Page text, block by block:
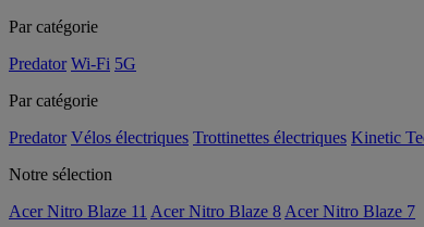
Par catégorie
Predator Wi-Fi 5G
Par catégorie
Predator Vélos électriques Trottinettes électriques Kinetic
Notre sélection
Acer Nitro Blaze 11 Acer Nitro Blaze 8 Acer Nitro Blaze 7